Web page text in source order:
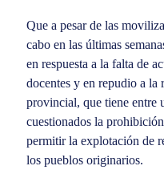
Que a pesar de las
cabo en las últimas
en respuesta a la falta de
docentes y en repudio a la
provincial, que tiene entre
cuestionados la
permitir la explotación de
los pueblos originarios.